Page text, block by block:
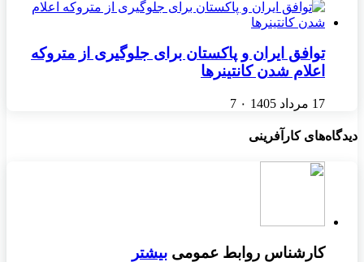
توافق ایران و پاکستان برای جلوگیری از متروکه
اعلام شدن کانتینرها
17 مرداد 1405 ۰ 7
دیدگاه‌های کارآفرینی
کارشناس روابط عمومی بیشتر